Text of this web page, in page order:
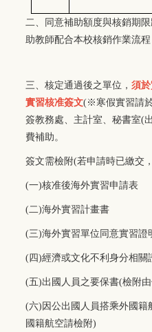
二、同意補助額度與核銷期
助教師配合本校核銷作業流
三、核定通過後之單位， 須
實習核准簽文(※寒假實習請
簽教務處、主計室、秘書室(
費補助。
簽文需檢附(若申請時已繳交
(一)核准後海外實習申請表
(二)海外實習計畫書
(三)海外實習單位同意實習證
(四)經濟或文化不利身分相關
(五)出國人員之要保書(檢附
(六)因公出國人員搭乘外國
國籍航空請檢附)